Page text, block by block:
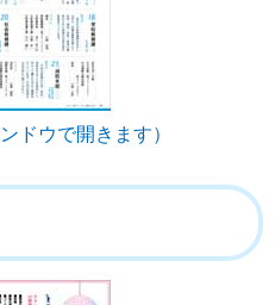
ドウで開きます）